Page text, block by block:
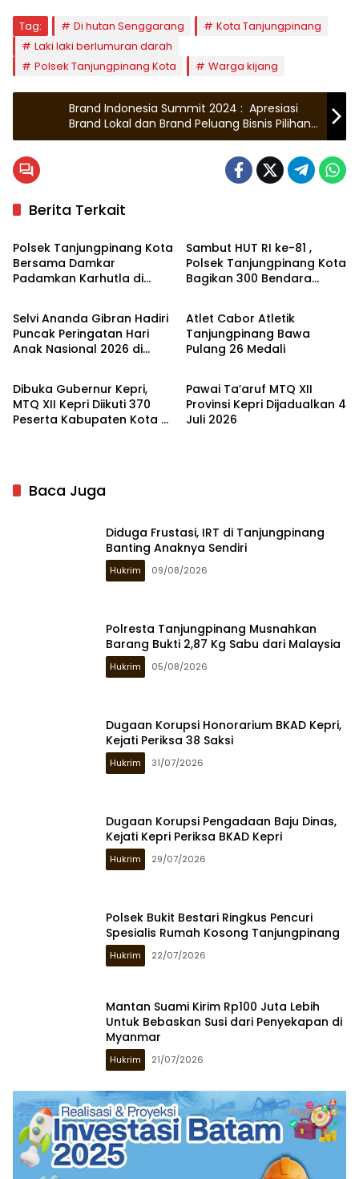
Tag: Di hutan Senggarang
Kota Tanjungpinang
Laki laki berlumuran darah
Polsek Tanjungpinang Kota
Warga kijang
Brand Indonesia Summit 2024 : Apresiasi
Brand Lokal dan Brand Peluang Bisnis Pilihan
Mitra
Berita Terkait
Tanjungpinang
Polsek Tanjungpinang Kota
Bersama Damkar
Padamkan Karhutla di
Sambut HUT RI ke-81 ,
Polsek Tanjungpinang Kota
Bagikan 300 Bendara
Kepulauan Riau
Selvi Ananda Gibran Hadiri
Puncak Peringatan Hari
Anak Nasional 2026 di
Tanjungpinang
Atlet Cabor Atletik
Tanjungpinang Bawa
Pulang 26 Medali
Tanjungpinang
Dibuka Gubernur Kepri,
MTQ XII Kepri Diikuti 370
Peserta Kabupaten Kota di
Tanjungpinang
Pawai Ta’aruf MTQ XII
Provinsi Kepri Dijadualkan 4
Juli 2026
Baca Juga
Diduga Frustasi, IRT di Tanjungpinang
Banting Anaknya Sendiri
Hukrim 09/08/2026
Polresta Tanjungpinang Musnahkan
Barang Bukti 2,87 Kg Sabu dari Malaysia
Hukrim 05/08/2026
Dugaan Korupsi Honorarium BKAD Kepri,
Kejati Periksa 38 Saksi
Hukrim 31/07/2026
Dugaan Korupsi Pengadaan Baju Dinas,
Kejati Kepri Periksa BKAD Kepri
Hukrim 29/07/2026
Polsek Bukit Bestari Ringkus Pencuri
Spesialis Rumah Kosong Tanjungpinang
Hukrim 22/07/2026
Mantan Suami Kirim Rp100 Juta Lebih
Untuk Bebaskan Susi dari Penyekapan di
Myanmar
Hukrim 21/07/2026